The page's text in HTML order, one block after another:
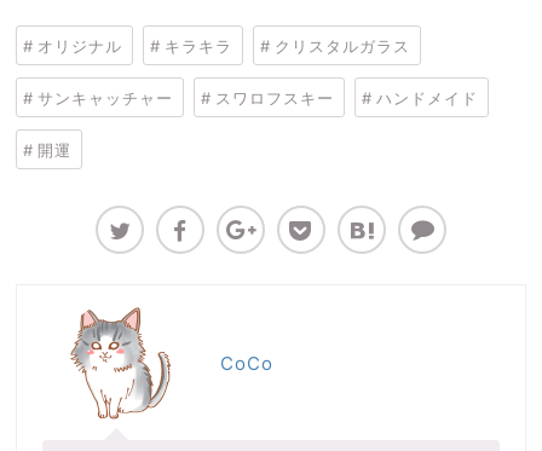
オリジナル キラキラ クリスタルガラス
サンキャッチャー スワロフスキー ハンドメイド
開運
CoCo